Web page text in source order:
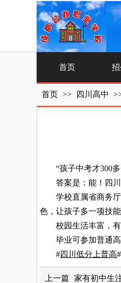
首页
首页 >> 四川高中
“孩子中考才300多
答案是：能！四川
学校直属省商务厅
色，让孩子多一项技
校园生活丰富，有
毕业可参加普通高
#四川低分上普高
上一篇 家有初中生